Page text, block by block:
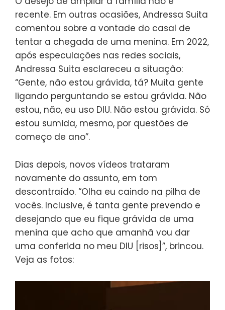
recente. Em outras ocasiões, Andressa Suita
comentou sobre a vontade do casal de
tentar a chegada de uma menina. Em 2022,
após especulações nas redes sociais,
Andressa Suita esclareceu a situação:
“Gente, não estou grávida, tá? Muita gente
ligando perguntando se estou grávida. Não
estou, não, eu uso DIU. Não estou grávida. Só
estou sumida, mesmo, por questões de
começo de ano”.
Dias depois, novos vídeos trataram
novamente do assunto, em tom
descontraído. “Olha eu caindo na pilha de
vocês. Inclusive, é tanta gente prevendo e
desejando que eu fique grávida de uma
menina que acho que amanhã vou dar
uma conferida no meu DIU [risos]”, brincou.
Veja as fotos: